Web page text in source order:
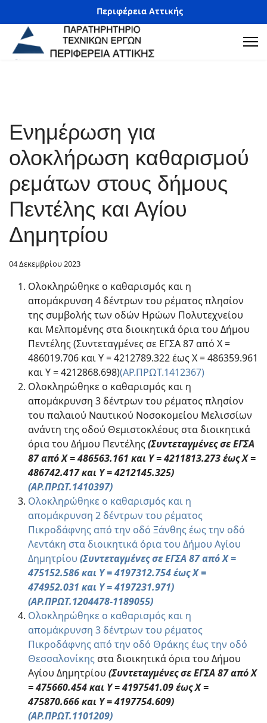
Περιφέρεια Αττικής
Ενημέρωση για
ολοκλήρωση καθαρισμού
ρεμάτων στους δήμους
Πεντέλης και Αγίου
Δημητρίου
04 Δεκεμβρίου 2023
Ολοκληρώθηκε ο καθαρισμός και η
απομάκρυνση 4 δέντρων του ρέματος πλησίον
της συμβολής των οδών Ηρώων Πολυτεχνείου
και Μελπομένης στα διοικητικά όρια του Δήμου
Πεντέλης (Συντεταγμένες σε ΕΓΣΑ 87 από Χ =
486019.706 και Y = 4212789.322 έως Χ = 486359.961
και Υ = 4212868.698)(ΑΡ.ΠΡΩΤ.1412367)
Ολοκληρώθηκε ο καθαρισμός και η
απομάκρυνση 3 δέντρων του ρέματος πλησίον
του παλαιού Ναυτικού Νοσοκομείου Μελισσίων
ανάντη της οδού Θεμιστοκλέους στα διοικητικά
όρια του Δήμου Πεντέλης(Συντεταγμένες σε ΕΓΣΑ
87 από Χ = 486563.161 και Y = 4211813.273 έως Χ =
486742.417 και Υ = 4212145.325)
(ΑΡ.ΠΡΩΤ.1410397)
Ολοκληρώθηκε ο καθαρισμός και η
απομάκρυνση 2 δέντρων του ρέματος
Πικροδάφνης από την οδό Ξάνθης έως την οδό
Λεντάκη στα διοικητικά όρια του Δήμου Αγίου
Δημητρίου (Συντεταγμένες σε ΕΓΣΑ 87 από Χ =
475152.586 και Y = 4197312.754 έως Χ =
474952.031 και Υ = 4197231.971)
(ΑΡ.ΠΡΩΤ.1204478-1189055)
Ολοκληρώθηκε ο καθαρισμός και η
απομάκρυνση 3 δέντρων του ρέματος
Πικροδάφνης από την οδό Θράκης έως την οδό
Θεσσαλονίκης στα διοικητικά όρια του Δήμου
Αγίου Δημητρίου (Συντεταγμένες σε ΕΓΣΑ 87 από Χ
= 475660.454 και Y = 4197541.09 έως Χ =
475870.666 και Υ = 4197754.609)
(ΑΡ.ΠΡΩΤ.1101209)